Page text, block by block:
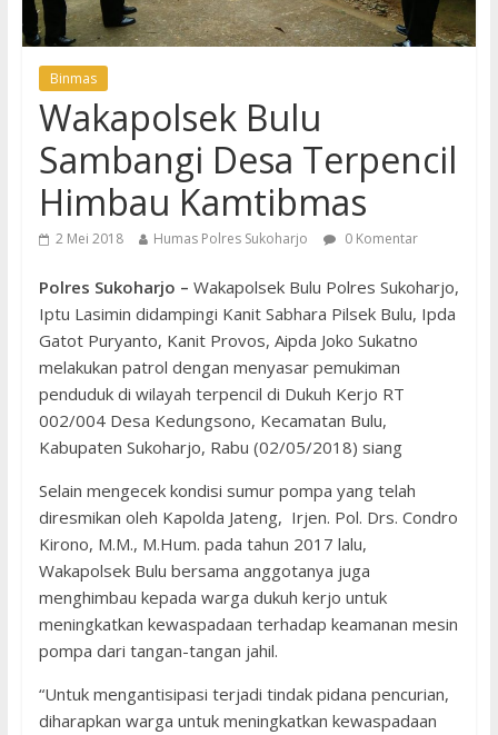
Binmas
Wakapolsek Bulu
Sambangi Desa Terpencil
Himbau Kamtibmas
2 Mei 2018 Humas Polres Sukoharjo 0 Komentar
Polres Sukoharjo – Wakapolsek Bulu Polres Sukoharjo,
Iptu Lasimin didampingi Kanit Sabhara Pilsek Bulu, Ipda
Gatot Puryanto, Kanit Provos, Aipda Joko Sukatno
melakukan patrol dengan menyasar pemukiman
penduduk di wilayah terpencil di Dukuh Kerjo RT
002/004 Desa Kedungsono, Kecamatan Bulu,
Kabupaten Sukoharjo, Rabu (02/05/2018) siang
Selain mengecek kondisi sumur pompa yang telah
diresmikan oleh Kapolda Jateng, Irjen. Pol. Drs. Condro
Kirono, M.M., M.Hum. pada tahun 2017 lalu,
Wakapolsek Bulu bersama anggotanya juga
menghimbau kepada warga dukuh kerjo untuk
meningkatkan kewaspadaan terhadap keamanan mesin
pompa dari tangan-tangan jahil.
“Untuk mengantisipasi terjadi tindak pidana pencurian,
diharapkan warga untuk meningkatkan kewaspadaan